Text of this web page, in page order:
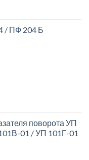
/ ПФ 204 Б
поворота УП
01 / УП 101Г-01